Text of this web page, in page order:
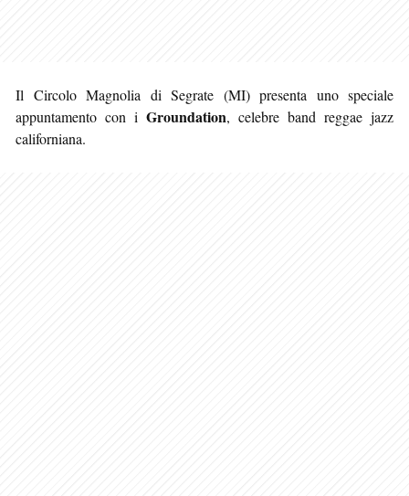
Il Circolo Magnolia di Segrate (MI) presenta uno speciale
appuntamento con i Groundation, celebre band reggae jazz
californiana.